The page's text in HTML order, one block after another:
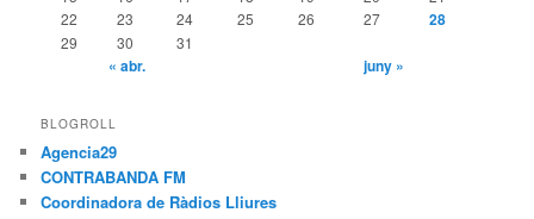
22
23 24 25 26 27 28
29 30 31
« abr. juny »
BLOGROLL
Agencia29
CONTRABANDA FM
Coordinadora de Ràdios Lliures